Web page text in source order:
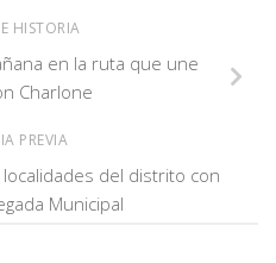
HISTORIA
en la ruta que une
Charlone
PREVIA
del distrito con
Municipal